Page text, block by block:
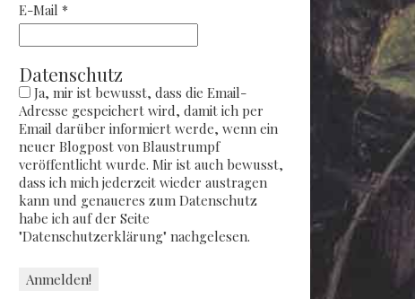
E-Mail *
Datenschutz
Ja, mir ist bewusst, dass die Email-
Adresse gespeichert wird, damit ich per
Email darüber informiert werde, wenn ein
neuer Blogpost von Blaustrumpf
veröffentlicht wurde. Mir ist auch bewusst,
dass ich mich jederzeit wieder austragen
kann und genaueres zum Datenschutz
habe ich auf der Seite
"Datenschutzerklärung" nachgelesen.